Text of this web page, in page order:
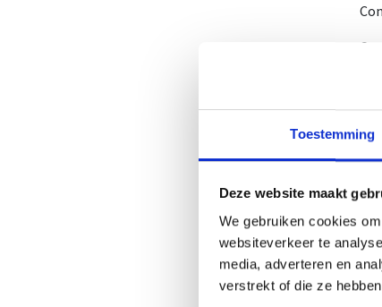
Toestemming
Deze website maakt
We gebruiken cookies
websiteverkeer te
media, adverteren en
verstrekt of die ze
1
1
1